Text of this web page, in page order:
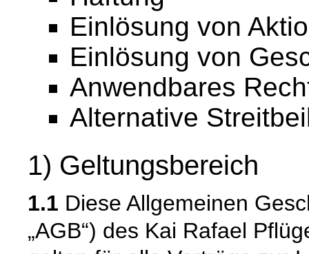
Einlösung von
Einlösung von
Anwendbares
Alternative
1) Geltungsbereich
1.1 Diese Allgemeinen
„AGB“) des Kai Rafael